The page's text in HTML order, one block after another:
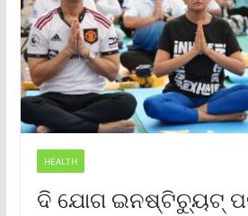
HEALTH
ଦି ଯୋଗ ଇନଷ୍ଟିଚ୍ୟୁଟ୍